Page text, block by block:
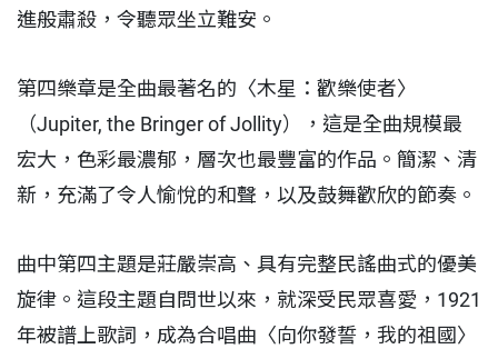
進般肅殺，令聽眾坐立難安。
第四樂章是全曲最著名的〈木星：歡樂使者〉
（Jupiter, the Bringer of Jollity），這是全曲規模最
宏大，色彩最濃郁，層次也最豐富的作品。簡潔、清
新，充滿了令人愉悅的和聲，以及鼓舞歡欣的節奏。
曲中第四主題是莊嚴崇高、具有完整民謠曲式的優美
旋律。這段主題自問世以來，就深受民眾喜愛，1921
年被譜上歌詞，成為合唱曲〈向你發誓，我的祖國〉